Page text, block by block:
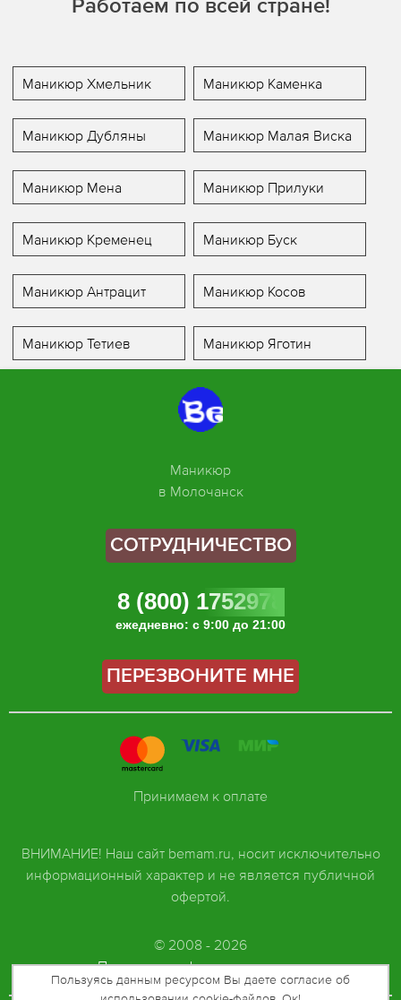
Работаем по всей стране!
Маникюр Хмельник Маникюр Каменка
Маникюр Дубляны Маникюр Малая Виска
Маникюр Мена Маникюр Прилуки
Маникюр Кременец Маникюр Буск
Маникюр Антрацит Маникюр Косов
Маникюр Тетиев Маникюр Яготин
Маникюр
в Молочанск
СОТРУДНИЧЕСТВО
8 (800) 1752978
ежедневно: с 9:00 до 21:00
ПЕРЕЗВОНИТЕ МНЕ
ВНИМАНИЕ! Наш сайт bemam.ru, носит исключительно
информационный характер и не является публичной
офертой.
© 2008 - 2026
Политика конфиденциальности
Принимаем к оплате
Пользуясь данным ресурсом Вы даете согласие об